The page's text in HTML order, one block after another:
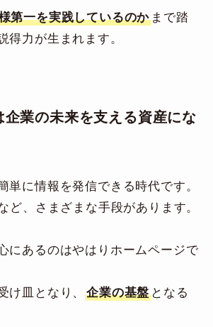
第一を実践しているのか まで踏
得力が生まれます。
企業の未来を支える資産にな
単に情報を発信できる時代です。
ど、さまざまな手段があります。
にあるのはやはりホームページで
け皿となり、企業の基盤 となる